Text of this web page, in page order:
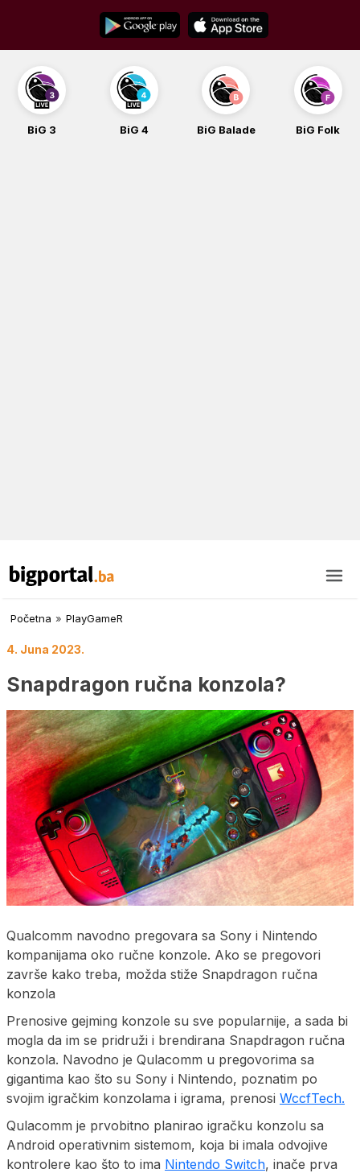
content
BiG 4 BiG Balade BiG Folk BiG iG
Početna » PlayGameR
4. Juna 2023.
Snapdragon ručna konzola?
Qualcomm navodno pregovara sa Sony i Nintendo
kompanijama oko ručne konzole. Ako se pregovori
završe kako treba, možda stiže Snapdragon ručna
konzola
Prenosive gejming konzole su sve popularnije, a sada bi
mogla da im se pridruži i brendirana Snapdragon ručna
konzola. Navodno je Qulacomm u pregovorima sa
gigantima kao što su Sony i Nintendo, poznatim po
svojim igračkim konzolama i igrama, prenosi WccfTech.
Qulacomm je prvobitno planirao igračku konzolu sa
Android operativnim sistemom, koja bi imala odvojive
kontrolere kao što to ima Nintendo Switch, inače prva